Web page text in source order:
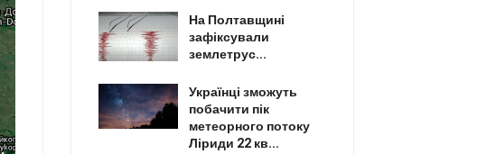
На Полтавщині
зафіксували
землетрус...
Українці зможуть
побачити пік
метеорного потоку
Ліриди 22 кв...